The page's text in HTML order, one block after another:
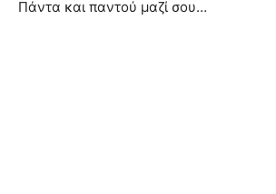
Πάντα και παντού μαζί σου…